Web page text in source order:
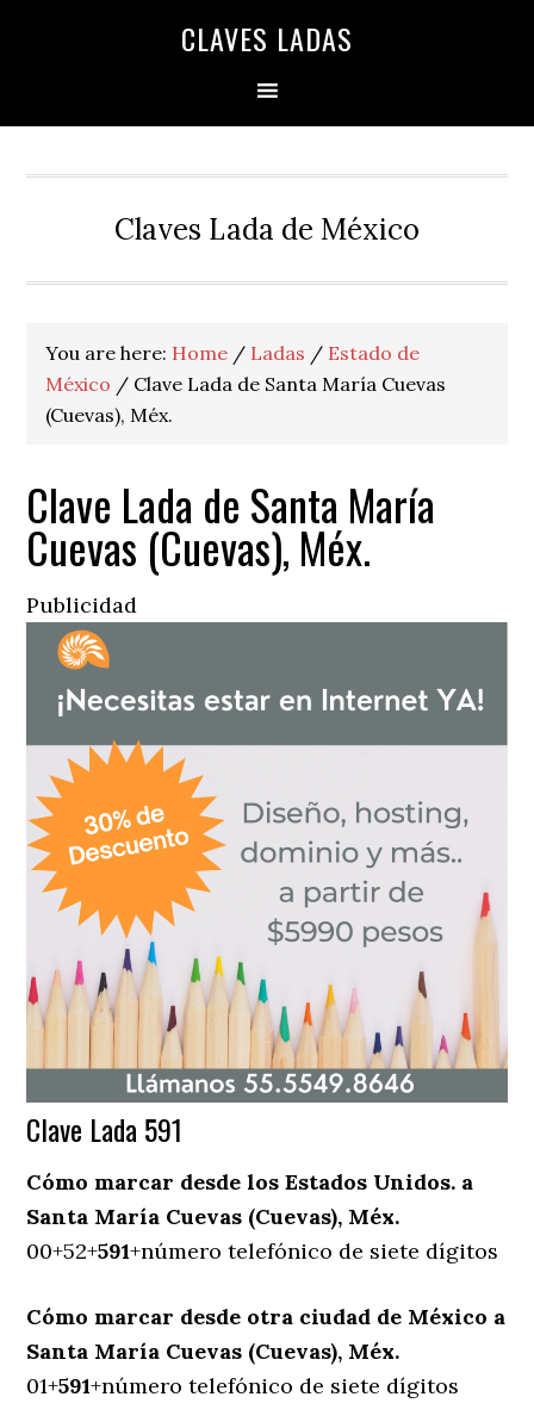
CLAVES LADAS
Claves Lada de México
You are here: Home / Ladas / Estado de
México / Clave Lada de Santa María Cuevas
(Cuevas), Méx.
Clave Lada de Santa María
Cuevas (Cuevas), Méx.
Publicidad
Clave Lada 591
Cómo marcar desde los Estados Unidos. a
Santa María Cuevas (Cuevas), Méx.
00+52+591+número telefónico de siete dígitos
Cómo marcar desde otra ciudad de México a
Santa María Cuevas (Cuevas), Méx.
01+591+número telefónico de siete dígitos